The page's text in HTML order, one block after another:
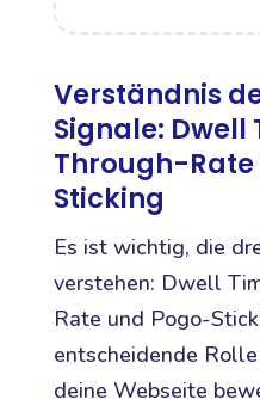
Verständnis
Signale: Dwell
Through-
Sticking
Es ist wichtig, die
verstehen: Dwell
Rate und Pogo-
entscheidende
deine Webseite